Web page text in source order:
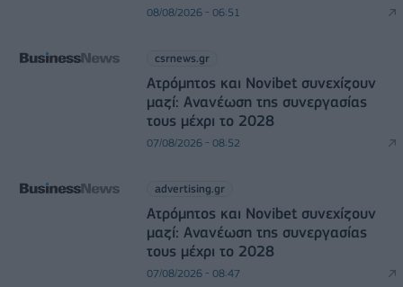
08/08/2026 - 06:51
csrnews.gr
Ατρόμητος και Novibet συνεχίζουν
μαζί: Ανανέωση της συνεργασίας
τους μέχρι το 2028
07/08/2026 - 08:52
advertising.gr
Ατρόμητος και Novibet συνεχίζουν
μαζί: Ανανέωση της συνεργασίας
τους μέχρι το 2028
07/08/2026 - 08:47